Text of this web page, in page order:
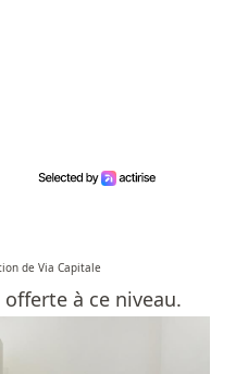
de Via Capitale
offerte à ce niveau.